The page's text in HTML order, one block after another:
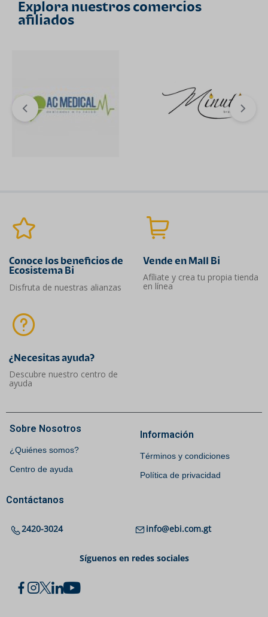
Explora nuestros comercios
afiliados
Conoce los beneficios de
Ecosistema Bi
Disfruta de nuestras alianzas
Vende en Mall Bi
Afíliate y crea tu propia tienda
en línea
¿Necesitas ayuda?​
Descubre nuestro centro de
ayuda
Sobre Nosotros
¿Quiénes somos?
Centro de ayuda
Información
Términos y condiciones
Política de privacidad
Contáctanos
2420-3024 info@ebi.com.gt
Síguenos en redes sociales